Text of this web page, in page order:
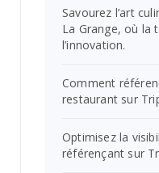
Savourez l’art
La Grange, où la
l’innovation.
Comment
restaurant sur
Optimisez la
référençant sur